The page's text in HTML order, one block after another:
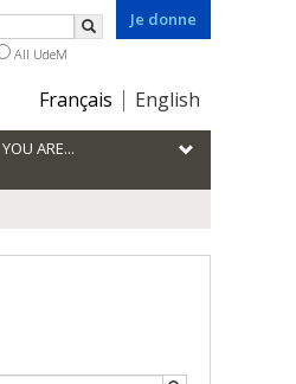
Je donne
Choix
la
langue
Français English
Search
All UdeM
YOU ARE...